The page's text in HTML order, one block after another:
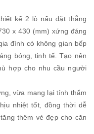
kế 2 lò nấu đặt thẳng
x 430 (mm) xứng đáng
đình có không gian bếp
bóng, tinh tế. Tạo nên
hợp cho nhu cầu người
vừa mang lại tính thẩm
nhiệt tốt, đồng thời dễ
thêm vẻ đẹp cho căn